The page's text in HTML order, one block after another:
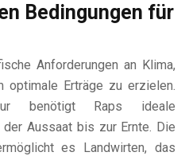
Bedingungen für
Anforderungen an Klima,
optimale Erträge zu erzielen.
benötigt Raps ideale
Aussaat bis zur Ernte. Die
es Landwirten, das